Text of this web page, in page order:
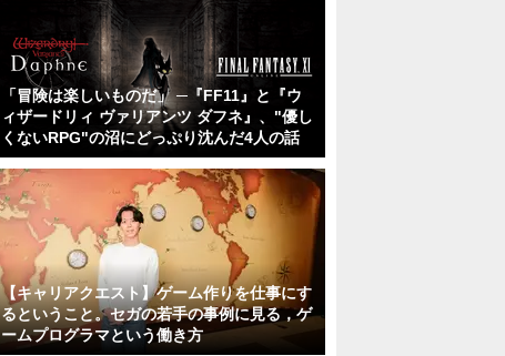
「冒険は楽しいものだ」 ─『FF11』と『ウ
ィザードリィ ヴァリアンツ ダフネ』、"優し
くないRPG"の沼にどっぷり沈んだ4人の話
【キャリアクエスト】ゲーム作りを仕事にす
るということ。セガの若手の事例に見る，ゲ
ームプログラマという働き方